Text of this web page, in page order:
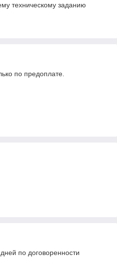
техническому заданию
по предоплате.
по договоренности